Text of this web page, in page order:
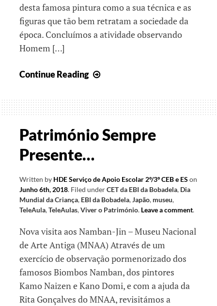
desta famosa pintura como a sua técnica e as
figuras que tão bem retratam a sociedade da
época. Concluímos a atividade observando
Homem […]
Continue Reading
de
um
Património Sempre
Presente…
Written by HDE Serviço de Apoio Escolar 2º/3º CEB e ES on
Junho 6th, 2018. Filed underCET da EBI da Bobadela, Dia
Mundial da Criança, EBI da Bobadela,Japão, museu,
TeleAula,TeleAulas,Viver o Património. Leave a comment.
Nova visita aos Namban-Jin – Museu Nacional
de Arte Antiga (MNAA) Através de um
exercício de observação pormenorizado dos
famosos Biombos Namban, dos pintores
Kamo Naizen e Kano Domi, e com a ajuda da
Rita Gonçalves do MNAA, revisitámos a